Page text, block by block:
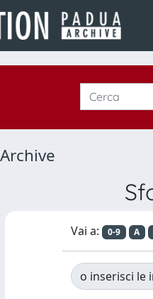
Vai a: 0-9 A
o inserisci le